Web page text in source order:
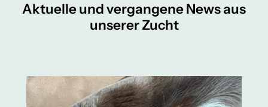
Aktuelle und vergangene News aus
unserer Zucht